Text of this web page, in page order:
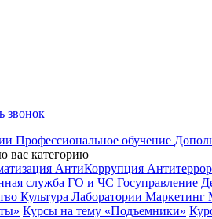
звонок
Профессиональное обучение
вас категорию
АнтиКоррупция Антитеррор
служба ГО и ЧС Госуправление
Культура Лаборатории Маркетинг
Курсы на тему «Подъемники»